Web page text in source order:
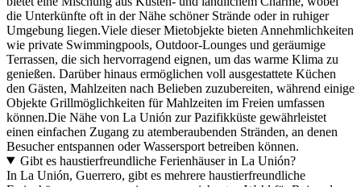
die Unterkünfte oft in der Nähe schöner Strände oder in ruhiger
Umgebung liegen.Viele dieser Mietobjekte bieten Annehmlichkeiten
wie private Swimmingpools, Outdoor-Lounges und geräumige
Terrassen, die sich hervorragend eignen, um das warme Klima zu
genießen. Darüber hinaus ermöglichen voll ausgestattete Küchen
den Gästen, Mahlzeiten nach Belieben zuzubereiten, während einige
Objekte Grillmöglichkeiten für Mahlzeiten im Freien umfassen
können.Die Nähe von La Unión zur Pazifikküste gewährleistet
einen einfachen Zugang zu atemberaubenden Stränden, an denen
Besucher entspannen oder Wassersport betreiben können.
Gibt es haustierfreundliche Ferienhäuser in La Unión?
In La Unión, Guerrero, gibt es mehrere haustierfreundliche